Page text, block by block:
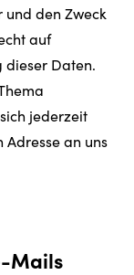
den Zweck
auf
dieser Daten.
jederzeit
an uns
Mails